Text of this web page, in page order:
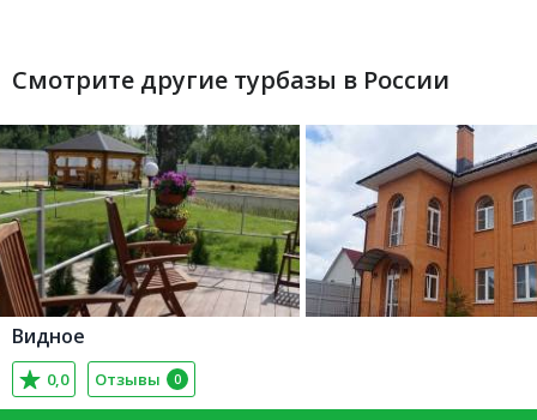
Смотрите другие турбазы в России
Видное
0,0 Отзывы 0